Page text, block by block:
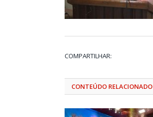
COMPARTILHAR:
CONTEÚDO RELACIONADO